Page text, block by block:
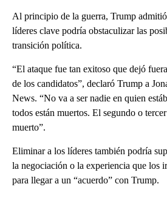
Al principio de la guerra, Trump
líderes clave podría obstaculizar las
transición política.
“El ataque fue tan exitoso que dejó
de los candidatos”, declaró Trump a
News. “No va a ser nadie en quien
todos están muertos. El segundo o
muerto”.
Eliminar a los líderes también podría
la negociación o la experiencia que los
para llegar a un “acuerdo” con Trump.